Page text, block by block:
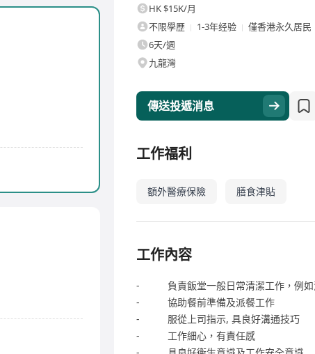
HK $15K/月
不限學歷
1-3年经验
僅香港永久居民
6天/週
九龍灣
傳送投遞消息
工作福利
額外醫療保險 膳食津貼
工作內容
- 負責飯堂一般日常清潔工作，例如
- 協助餐前準備及派餐工作
- 服從上司指示, 具良好溝通技巧
- 工作細心，有責任感